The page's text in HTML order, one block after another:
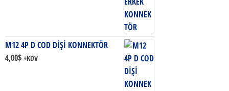
M12 4P D COD DİŞİ KONNEKTÖR
4,00$ +KDV